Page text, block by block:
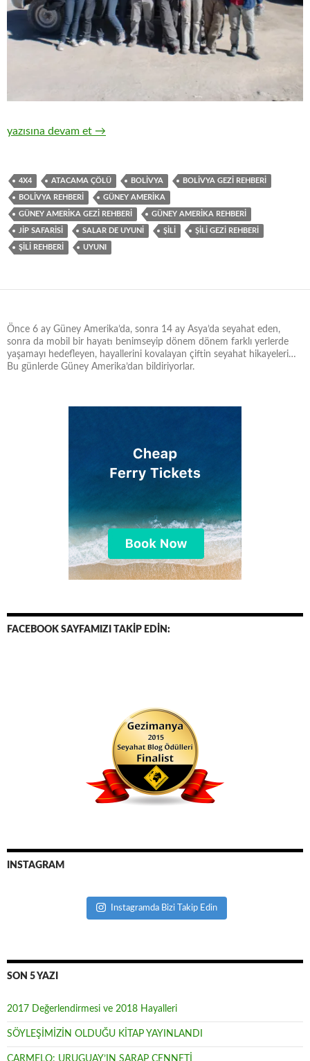
ATACAMA ÇÖLÜ – SALAR DE UYUNI JİP SAFARİSİ
yazısına devam et →
4X4 ATACAMA ÇÖLÜ BOLİVYA BOLİVYA GEZİ REHBERİ
BOLİVYA REHBERİ GÜNEY AMERİKA
GÜNEY AMERİKA GEZİ REHBERİ GÜNEY AMERİKA REHBERİ
JİP SAFARİSİ SALAR DE UYUNİ ŞİLİ ŞİLİ GEZİ REHBERİ
ŞİLİ REHBERİ UYUNI
Önce 6 ay Güney Amerika’da, sonra 14 ay Asya’da seyahat eden,
sonra da mobil bir hayatı benimseyip dönem dönem farklı yerlerde
yaşamayı hedefleyen, hayallerini kovalayan çiftin seyahat hikayeleri…
Bu günlerde Güney Amerika’dan bildiriyorlar.
FACEBOOK SAYFAMIZI TAKİP EDİN:
INSTAGRAM
Instagramda Bizi Takip Edin
SON 5 YAZI
2017 Değerlendirmesi ve 2018 Hayalleri
SÖYLEŞİMİZİN OLDUĞU KİTAP YAYINLANDI
CARMELO: URUGUAY’IN ŞARAP CENNETİ